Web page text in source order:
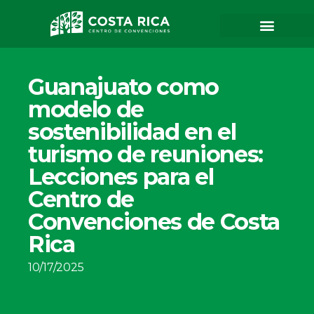
Guanajuato como
modelo de
sostenibilidad en el
turismo de reuniones:
Lecciones para el
Centro de
Convenciones de Costa
Rica
10/17/2025